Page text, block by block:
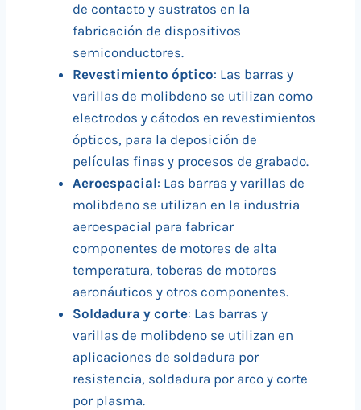
de contacto y sustratos en la
fabricación de dispositivos
semiconductores.
Revestimiento óptico: Las barras y
varillas de molibdeno se utilizan como
electrodos y cátodos en revestimientos
ópticos, para la deposición de
películas finas y procesos de grabado.
Aeroespacial: Las barras y varillas de
molibdeno se utilizan en la industria
aeroespacial para fabricar
componentes de motores de alta
temperatura, toberas de motores
aeronáuticos y otros componentes.
Soldadura y corte: Las barras y
varillas de molibdeno se utilizan en
aplicaciones de soldadura por
resistencia, soldadura por arco y corte
por plasma.